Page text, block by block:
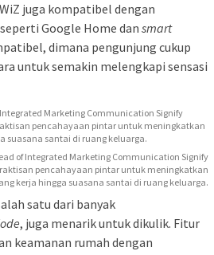
juga kompatibel dengan
Google Home dan smart
dimana pengunjung cukup
untuk semakin melengkapi sensasi
of Integrated Marketing Communication Signify
pencahayaan pintar untuk meningkatkan
kerja hingga suasana santai di ruang keluarga.
satu dari banyak
, juga menarik untuk dikulik. Fitur
keamanan rumah dengan